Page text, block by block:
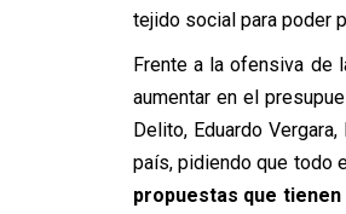
tejido social para poder
Frente a la ofensiva de
aumentar en el
Delito, Eduardo
país, pidiendo que todo
propuestas que